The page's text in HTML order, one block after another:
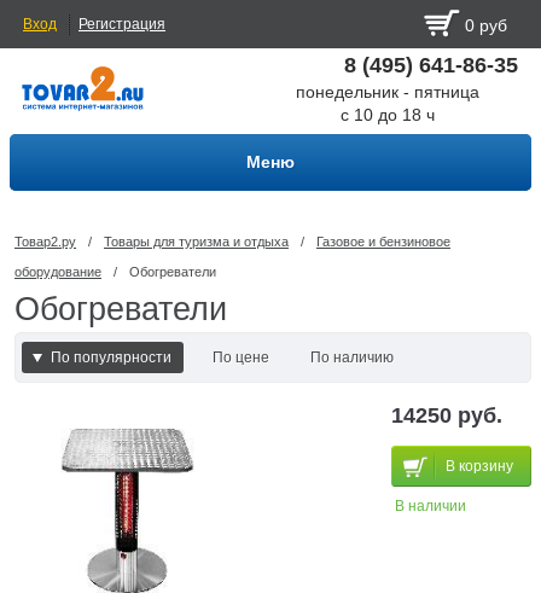
Вход Регистрация 0 руб
8 (495) 641-86-35
понедельник - пятница
с 10 до 18 ч
Меню
Товар2.ру / Товары для туризма и отдыха / Газовое и бензиновое
оборудование / Обогреватели
Обогреватели
По популярности По цене
По наличию
14250 руб.
В корзину
В наличии